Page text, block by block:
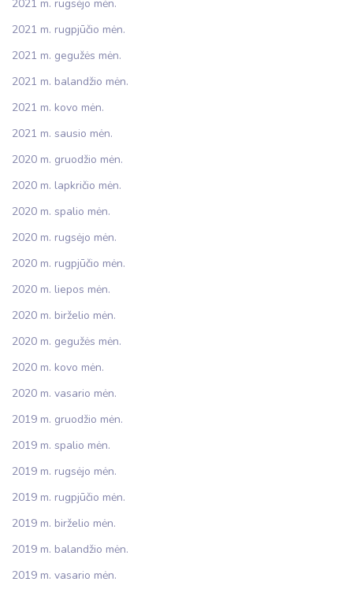
2021 m. rugsėjo mėn.
2021 m. rugpjūčio mėn.
2021 m. gegužės mėn.
2021 m. balandžio mėn.
2021 m. kovo mėn.
2021 m. sausio mėn.
2020 m. gruodžio mėn.
2020 m. lapkričio mėn.
2020 m. spalio mėn.
2020 m. rugsėjo mėn.
2020 m. rugpjūčio mėn.
2020 m. liepos mėn.
2020 m. birželio mėn.
2020 m. gegužės mėn.
2020 m. kovo mėn.
2020 m. vasario mėn.
2019 m. gruodžio mėn.
2019 m. spalio mėn.
2019 m. rugsėjo mėn.
2019 m. rugpjūčio mėn.
2019 m. birželio mėn.
2019 m. balandžio mėn.
2019 m. vasario mėn.